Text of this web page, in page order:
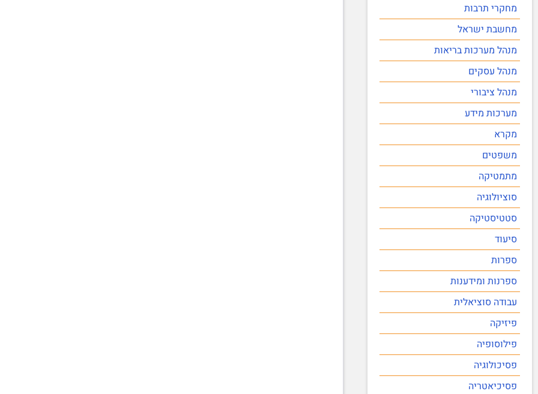
מחקרי תרבות
מחשבת ישראל
מנהל מערכות בריאות
מנהל עסקים
מנהל ציבורי
מערכות מידע
מקרא
משפטים
מתמטיקה
סוציולוגיה
סטטיסטיקה
סיעוד
ספרות
ספרנות ומידענות
עבודה סוציאלית
פיזיקה
פילוסופיה
פסיכולוגיה
פסיכיאטריה